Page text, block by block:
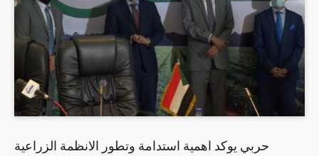
حربي يوكد اهمية استدامة وتطور الانظمة الزراعية